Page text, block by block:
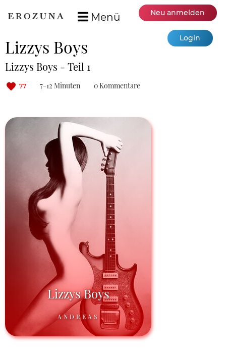
Menü Neu anmelden
Login
Lizzys Boys
Lizzys Boys - Teil 1
77 7-12 Minuten 0 Kommentare
Lizzys Boys
ANDREAS